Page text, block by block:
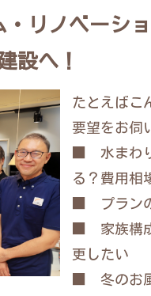
・リノベーシ
設へ！
たとえばこ
要望をお伺
■ 水まわ
る？費用相
■ プラン
■ 家族構
更したい
■ 冬のお